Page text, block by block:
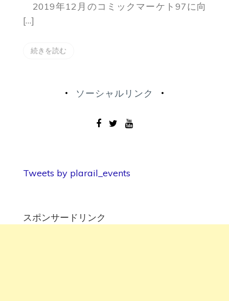
2019年12月のコミックマーケト97に向
[…]
続きを読む
ソーシャルリンク
Tweets by plarail_events
スポンサードリンク